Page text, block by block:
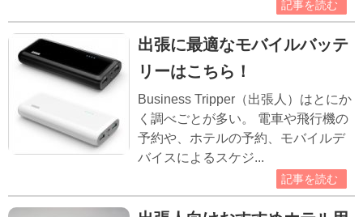
記事を読む
出張に最適なモバイルバッテ
リーはこちら！
Business Tripper（出張人）はとにか
く調べごとが多い。 電車や飛行機の
予約や、ホテルの予約、モバイルデ
バイスによるスケジ...
記事を読む